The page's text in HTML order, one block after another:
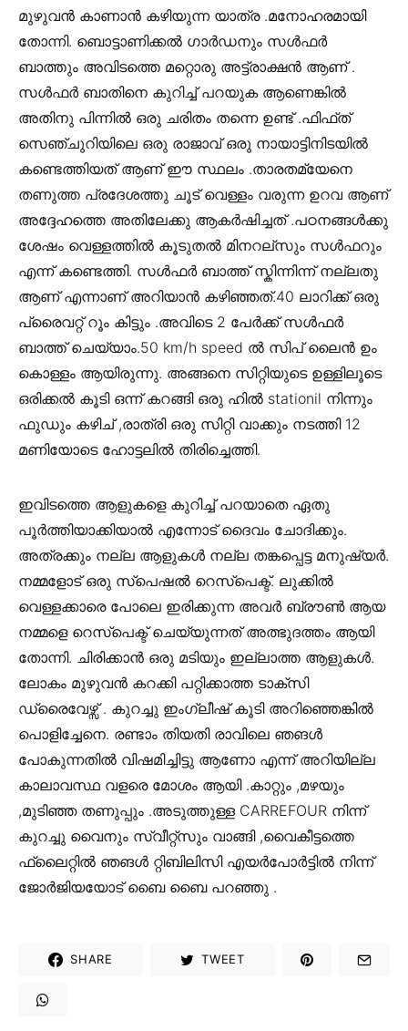
മുഴുവൻ കാണാൻ കഴിയുന്ന യാത്ര .മനോഹരമായി
തോന്നി. ബൊട്ടാണിക്കൽ ഗാർഡനും സൾഫർ
ബാത്തും അവിടത്തെ മറ്റൊരു അട്ട്രാക്ഷൻ ആണ് .
സൾഫർ ബാതിനെ കുറിച്ച് പറയുക ആണെങ്കിൽ
അതിനു പിന്നിൽ ഒരു ചരിതം തന്നെ ഉണ്ട് .ഫിഫ്ത്
സെഞ്ചുറിയിലെ ഒരു രാജാവ് ഒരു നായാട്ടിനിടയിൽ
കണ്ടെത്തിയത് ആണ് ഈ സ്ഥലം .താരതമ്യേനെ
തണുത്ത പ്രദേശത്തു ചൂട് വെള്ളം വരുന്ന ഉറവ ആണ്
അദ്ദേഹത്തെ അതിലേക്കു ആകർഷിച്ചത് .പഠനങ്ങൾക്കു
ശേഷം വെള്ളത്തിൽ കൂടുതൽ മിനറല്സും സൾഫറും
എന്ന് കണ്ടെത്തി. സൾഫർ ബാത്ത് സ്കിന്നിന്ന് നല്ലതു
ആണ് എന്നാണ് അറിയാൻ കഴിഞ്ഞത്.40 ലാറിക്ക് ഒരു
പ്രൈവറ്റ് റൂം കിട്ടും .അവിടെ 2 പേർക്ക് സൾഫർ
ബാത്ത് ചെയ്യാം.50 km/h speed ൽ സിപ് ലൈൻ ഉം
കൊള്ളം ആയിരുന്നു. അങ്ങനെ സിറ്റിയുടെ ഉള്ളിലൂടെ
ഒരിക്കൽ കൂടി ഒന്ന് കറങ്ങി ഒരു ഹിൽ stationil നിന്നും
ഫുഡും കഴിച് ,രാത്രി ഒരു സിറ്റി വാക്കും നടത്തി 12
മണിയോടെ ഹോട്ടലിൽ തിരിച്ചെത്തി.
ഇവിടത്തെ ആളുകളെ കുറിച്ച് പറയാതെ ഏതു
പൂർത്തിയാക്കിയാൽ എന്നോട് ദൈവം ചോദിക്കും.
അത്രക്കും നല്ല ആളുകൾ നല്ല തങ്കപ്പെട്ട മനുഷ്യർ.
നമ്മളോട് ഒരു സ്പെഷൽ റെസ്‌പെക്ട്. ലുക്കിൽ
വെള്ളക്കാരെ പോലെ ഇരിക്കുന്ന അവർ ബ്രൗൺ ആയ
നമ്മളെ റെസ്‌പെക്ട് ചെയ്യുന്നത് അത്ഭുദത്തം ആയി
തോന്നി. ചിരിക്കാൻ ഒരു മടിയും ഇല്ലാത്ത ആളുകൾ.
ലോകം മുഴുവൻ കറക്കി പറ്റിക്കാത്ത ടാക്സി
ഡ്രൈവേഴ്സ് . കുറച്ചു ഇംഗ്ലീഷ് കൂടി അറിഞ്ഞെങ്കിൽ
പൊളിച്ചേനെ. രണ്ടാം തിയതി രാവിലെ ഞങൾ
പോകുന്നതിൽ വിഷമിച്ചിട്ടു ആണോ എന്ന് അറിയില്ല
കാലാവസ്ഥ വളരെ മോശം ആയി .കാറ്റും ,മഴയും
,മുടിഞ്ഞ തണുപ്പും .അടുത്തുള്ള CARREFOUR നിന്ന്
കുറച്ചു വൈനും സ്വീറ്റ്സും വാങ്ങി ,വൈകീട്ടത്തെ
ഫ്ലൈറ്റിൽ ഞങൾ റ്റിബിലിസി എയർപോർട്ടിൽ നിന്ന്
ജോർജിയയോട് ബൈ ബൈ പറഞ്ഞു .
SHARE TWEET